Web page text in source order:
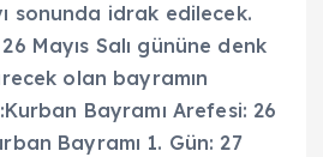
sonunda idrak edilecek.
Mayıs Salı gününe denk
olan bayramın
Bayramı Arefesi: 26
Bayramı 1. Gün: 27